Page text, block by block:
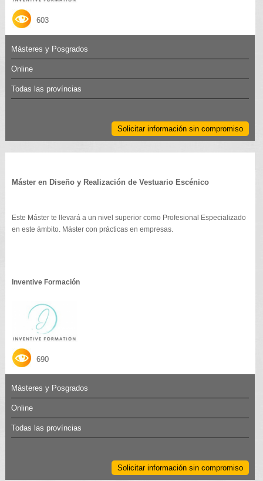
603
Másteres y Posgrados
Online
Todas las províncias
Solicitar información sin compromiso
Máster en Diseño y Realización de Vestuario Escénico
Este Máster te llevará a un nivel superior como Profesional Especializado
en este ámbito. Máster con prácticas en empresas.
Inventive Formación
690
Másteres y Posgrados
Online
Todas las províncias
Solicitar información sin compromiso